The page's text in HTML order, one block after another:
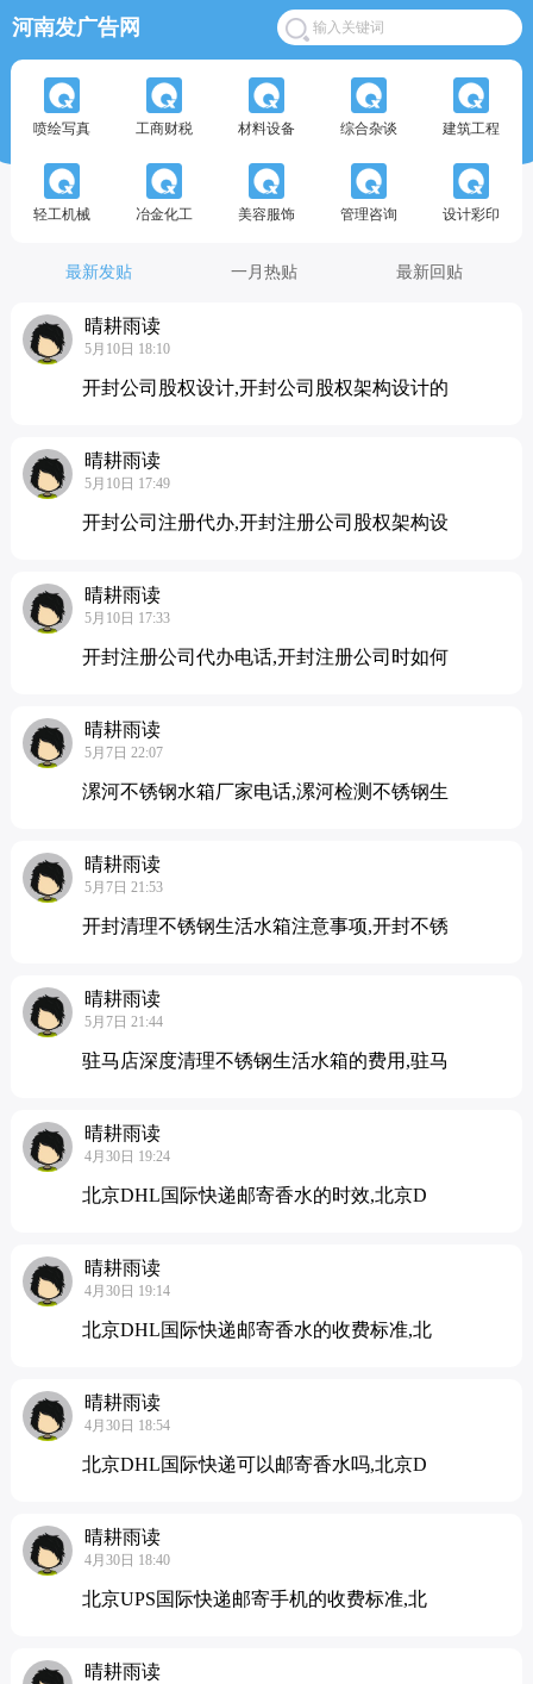
河南发广告网
喷绘写真 工商财税 材料设备 综合杂谈 建筑工程
轻工机械 冶金化工 美容服饰 管理咨询 设计彩印
最新发贴 一月热贴 最新回贴
晴耕雨读
5月10日 18:10
开封公司股权设计,开封公司股权架构设计的
晴耕雨读
5月10日 17:49
开封公司注册代办,开封注册公司股权架构设
晴耕雨读
5月10日 17:33
开封注册公司代办电话,开封注册公司时如何
晴耕雨读
5月7日 22:07
漯河不锈钢水箱厂家电话,漯河检测不锈钢生
晴耕雨读
5月7日 21:53
开封清理不锈钢生活水箱注意事项,开封不锈
晴耕雨读
5月7日 21:44
驻马店深度清理不锈钢生活水箱的费用,驻马
晴耕雨读
4月30日 19:24
北京DHL国际快递邮寄香水的时效,北京D
晴耕雨读
4月30日 19:14
北京DHL国际快递邮寄香水的收费标准,北
晴耕雨读
4月30日 18:54
北京DHL国际快递可以邮寄香水吗,北京D
晴耕雨读
4月30日 18:40
北京UPS国际快递邮寄手机的收费标准,北
晴耕雨读